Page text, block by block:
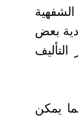
بعض
يمكن